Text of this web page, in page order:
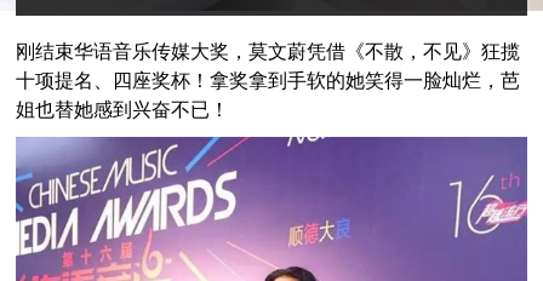
刚结束华语音乐传媒大奖，莫文蔚凭借《不散，不见》狂揽
十项提名、四座奖杯！拿奖拿到手软的她笑得一脸灿烂，芭
姐也替她感到兴奋不已！